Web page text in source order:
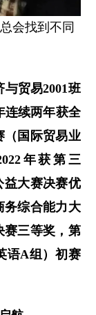
会找到不同
贸易2001班
连续两年获全
（国际贸易业
年获第三
益大赛决赛优
务综合能力大
赛三等奖，第
语A组）初赛